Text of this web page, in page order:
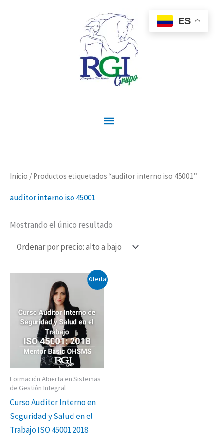
Menú
principal
Inicio / Productos etiquetados “auditor interno iso 45001”
auditor interno iso 45001
Mostrando el único resultado
¡Oferta!
Formación Abierta en Sistemas
de Gestión Integral
Curso Auditor Interno en
Seguridad y Salud en el
Trabajo ISO 45001 2018
precio
original
era:
$650,000.00.
El
precio
$550,000.00.
ES